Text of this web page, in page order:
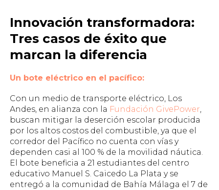
Innovación transformadora:
Tres casos de éxito que
marcan la diferencia
Un bote eléctrico en el pacífico:
Con un medio de transporte eléctrico, Los
Andes, en alianza con la Fundación GivePower,
buscan mitigar la deserción escolar producida
por los altos costos del combustible, ya que el
corredor del Pacífico no cuenta con vías y
dependen casi al 100 % de la movilidad náutica.
El bote beneficia a 21 estudiantes del centro
educativo Manuel S. Caicedo La Plata y se
entregó a la comunidad de Bahía Málaga el 7 de